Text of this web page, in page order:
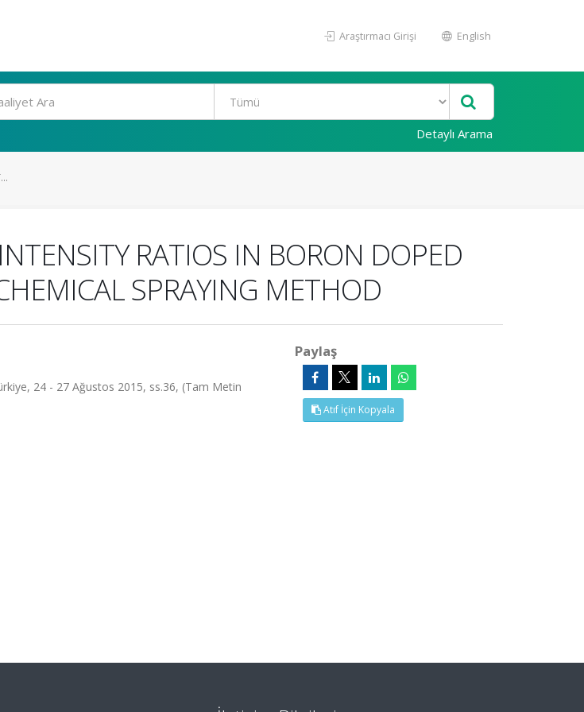
Araştırmacı Girişi English
Detaylı Arama
RATIOS IN BORON DOPED
SPRAYING METHOD
24 - 27 Ağustos 2015, ss.36, (Tam Metin
Paylaş
Atıf İçin Kopyala